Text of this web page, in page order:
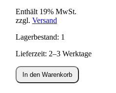
Enthält 19% MwSt.
zzgl. Versand
Lagerbestand: 1
Lieferzeit: 2–3 Werktage
Gepäckträger
inkl.In den Warenkorb